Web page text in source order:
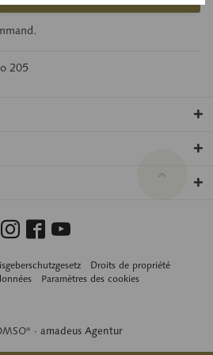
205
· amadeus Agentur
Droits de propriété
Paramètres des cookies